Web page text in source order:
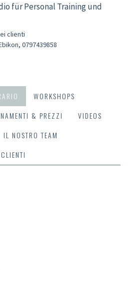
für Personal Training und
clienti
, 0797439858
WORKSHOPS
& PREZZI
VIDEOS
IL NOSTRO TEAM